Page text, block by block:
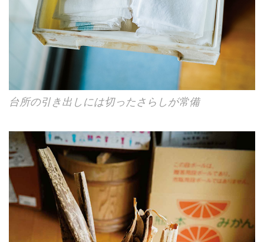
台所の引き出しには切ったさらしが常備